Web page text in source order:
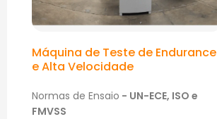
Máquina de Teste de Endurance
e Alta Velocidade
Normas de Ensaio - UN-ECE, ISO e
FMVSS